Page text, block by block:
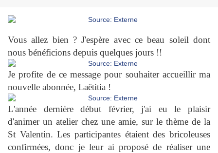
Vous allez bien ? J'espère avec ce beau soleil dont
nous bénéficions depuis quelques jours !!
Je profite de ce message pour souhaiter accueillir ma
nouvelle abonnée, Laëtitia !
L'année dernière début février, j'ai eu le plaisir
d'animer un atelier chez une amie, sur le thème de la
St Valentin. Les participantes étaient des bricoleuses
confirmées, donc je leur ai proposé de réaliser une